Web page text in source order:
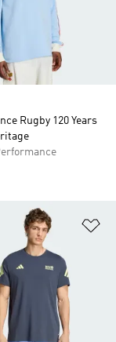
Rugby 120 Years
de produits